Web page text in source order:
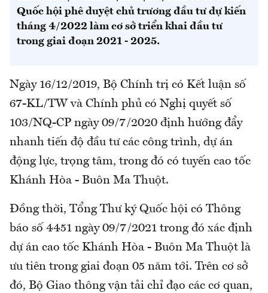
Quốc hội phê duyệt chủ trương đầu tư dự kiến
tháng 4/2022 làm cơ sở triển khai đầu tư
trong giai đoạn 2021 - 2025.
Ngày 16/12/2019, Bộ Chính trị có Kết luận số
67-KL/TW và Chính phủ có Nghị quyết số
103/NQ-CP ngày 09/7/2020 định hướng đẩy
nhanh tiến độ đầu tư các công trình, dự án
động lực, trọng tâm, trong đó có tuyến cao tốc
Khánh Hòa - Buôn Ma Thuột.
Đồng thời, Tổng Thư ký Quốc hội có Thông
báo số 4451 ngày 09/7/2021 trong đó xác định
dự án cao tốc Khánh Hòa - Buôn Ma Thuột là
ưu tiên trong giai đoạn 05 năm tới. Trên cơ sở
đó, Bộ Giao thông vận tải chỉ đạo các cơ quan,